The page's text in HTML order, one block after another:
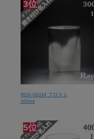
3位
RDS-002bf フロスト
300ml
5位